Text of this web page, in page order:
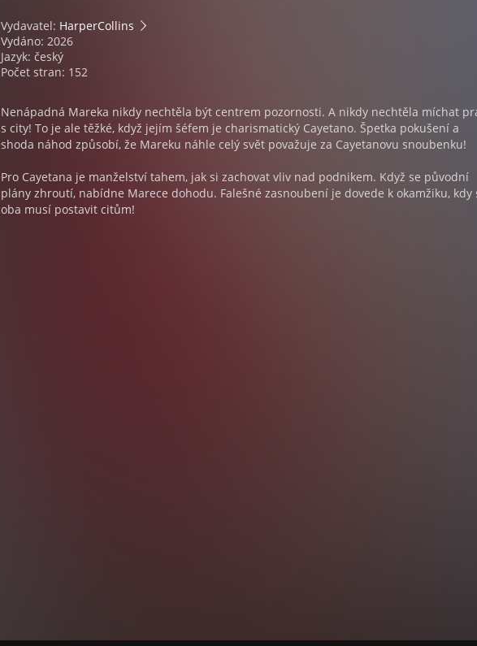
Vydavatel: HarperCollins
Vydáno: 2026
Jazyk: český
Počet stran: 152
Nenápadná Mareka nikdy nechtěla být centrem pozornosti. A nikdy nechtěla míchat
s city! To je ale těžké, když jejím šéfem je charismatický Cayetano. Špetka pokušení a
shoda náhod způsobí, že Mareku náhle celý svět považuje za Cayetanovu snoubenku!
Pro Cayetana je manželství tahem, jak si zachovat vliv nad podnikem. Když se původní
plány zhroutí, nabídne Marece dohodu. Falešné zasnoubení je dovede k okamžiku, kdy
oba musí postavit citům!